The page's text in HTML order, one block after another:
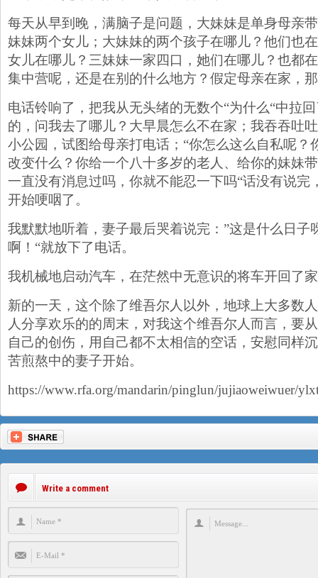
每天从早到晚，满脑子是问题，大妹妹是单身母亲
妹妹两个女儿；大妹妹的两个孩子在哪儿？他们也
女儿在哪儿？三妹妹一家四口，她们在哪儿？也都
集中营呢，还是在别的什么地方？假定母亲在家，
电话铃响了，把我从无头绪的无数个“为什么“中拉
的，问我去了哪儿？大早晨怎么不在家；我吞吞吐
小公园，试图给母亲打电话；“你怎么这么自私呢？
改变什么？你给一个八十多岁的老人、给你的妹妹
一直没有消息过吗，你就不能忍一下吗“话没有说完
开始哽咽了。
我默默地听着，妻子最后哭着说完：”这是什么日子
啊！“就放下了电话。
我机械地启动汽车，在茫然中无意识的将车开回了
新的一天，这个除了维吾尔人以外，地球上大多数
人分享欢乐的的周末，对我这个维吾尔人而言，要
自己的创伤，用自己都不太相信的空话，安慰同样
苦煎熬中的妻子开始。
https://www.rfa.org/mandarin/pinglun/jujiaoweiwuer/
Write a comment